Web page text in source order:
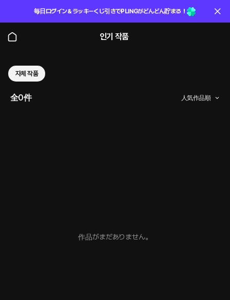
毎日ログイン＆ラッキーくじ引きでPLINGがどんどん貯まる！
인기 작품
자체 작품
全0件 人気作品順
作品がまだありません。